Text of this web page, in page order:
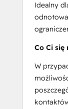
Idealny
Co Ci się
W